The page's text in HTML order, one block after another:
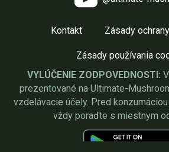
Kontakt Zásady
Zásady používania
VYLÚČENIE ZODPOVEDNOSTI:
prezentované na Ultimate-
vzdelávacie účely. Pred
vždy poraďte s miestnym